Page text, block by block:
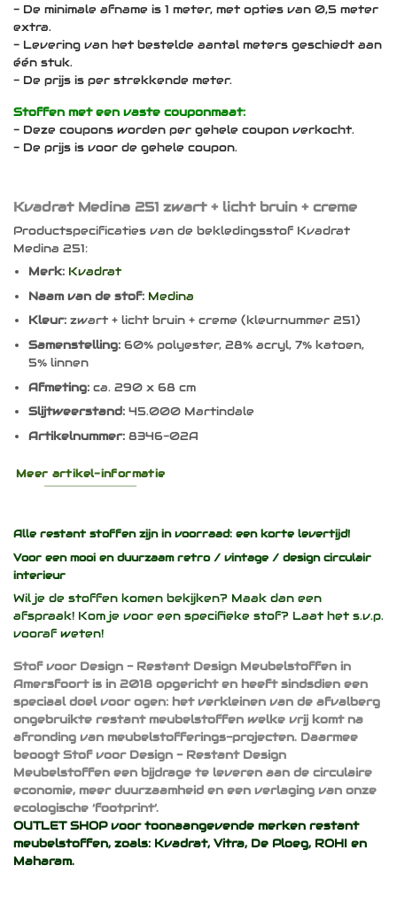
- De minimale afname is 1 meter, met opties van 0,5 meter
extra.
- Levering van het bestelde aantal meters geschiedt aan
één stuk.
- De prijs is per strekkende meter.
Stoffen met een vaste couponmaat:
- Deze coupons worden per gehele coupon verkocht.
- De prijs is voor de gehele coupon.
Kvadrat Medina 251 zwart + licht bruin + creme
Productspecificaties van de bekledingsstof Kvadrat
Medina 251:
Merk: Kvadrat
Naam van de stof: Medina
Kleur:zwart + licht bruin + creme (kleurnummer 251)
Samenstelling:60% polyester, 28% acryl, 7% katoen,
5% linnen
Afmeting:ca. 290 x 68 cm
Slijtweerstand:45.000 Martindale
Artikelnummer: 8346-02A
Meer artikel-informatie
Alle restant stoffen zijn in voorraad: een korte levertijd!
Voor een mooi en duurzaam retro / vintage / design circulair
interieur
Wil je de stoffen komen bekijken? Maak dan een
afspraak! Kom je voor een specifieke stof? Laat het s.v.p.
vooraf weten!
Stof voor Design - Restant Design Meubelstoffen in
Amersfoort is in 2018 opgericht en heeft sindsdien een
speciaal doel voor ogen: het verkleinen van de afvalberg
ongebruikte restant meubelstoffen welke vrij komt na
afronding van meubelstofferings-projecten. Daarmee
beoogt Stof voor Design - Restant Design
Meubelstoffen een bijdrage te leveren aan de circulaire
economie, meer duurzaamheid en een verlaging van onze
ecologische ‘footprint’.
OUTLET SHOP voor toonaangevende merken restant
meubelstoffen, zoals: Kvadrat, Vitra, De Ploeg, ROHI en
Maharam.